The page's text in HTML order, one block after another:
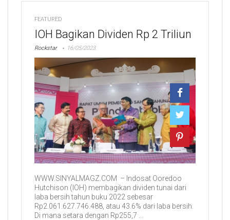
FEATURED
IOH Bagikan Dividen Rp 2 Triliun
Rockstar 16/05/2023
WWW.SINYALMAGZ.COM – Indosat Ooredoo
Hutchison (IOH) membagikan dividen tunai dari
laba bersih tahun buku 2022 sebesar
Rp2.061.627.746.488, atau 43.6% dari laba bersih.
Di mana setara dengan Rp255,7 ...